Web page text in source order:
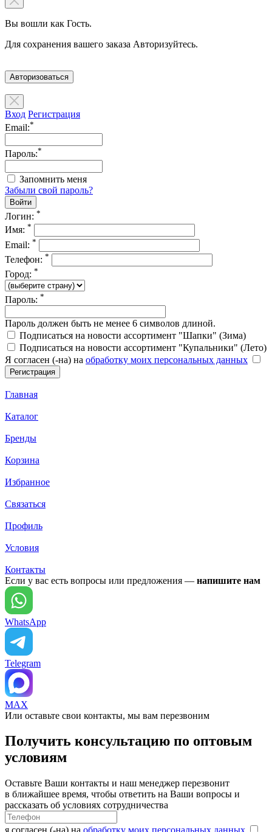
Вы вошли как Гость.
Для сохранения вашего заказа Авторизуйтесь.
Авторизоваться
Вход Регистрация
Email:*
Пароль:*
Запомнить меня
Забыли свой пароль?
Логин: *
Имя: *
Email: *
Телефон: *
Город: *
Пароль: *
Пароль должен быть не менее 6 символов длиной.
Подписаться на новости ассортимент "Шапки" (Зима)
Подписаться на новости ассортимент "Купальники" (Лето)
Я согласен (-на) на обработку моих персональных данных
Главная
Каталог
Бренды
Корзина
Избранное
Связаться
Профиль
Условия
Контакты
Если у вас есть вопросы или предложения — напишите нам
WhatsApp
Telegram
MAX
Или оставьте свои контакты, мы вам перезвоним
Получить консультацию по оптовым
условиям
Оставьте Ваши контакты и наш менеджер перезвонит
в ближайшее время, чтобы ответить на Ваши вопросы и
рассказать об условиях сотрудничества